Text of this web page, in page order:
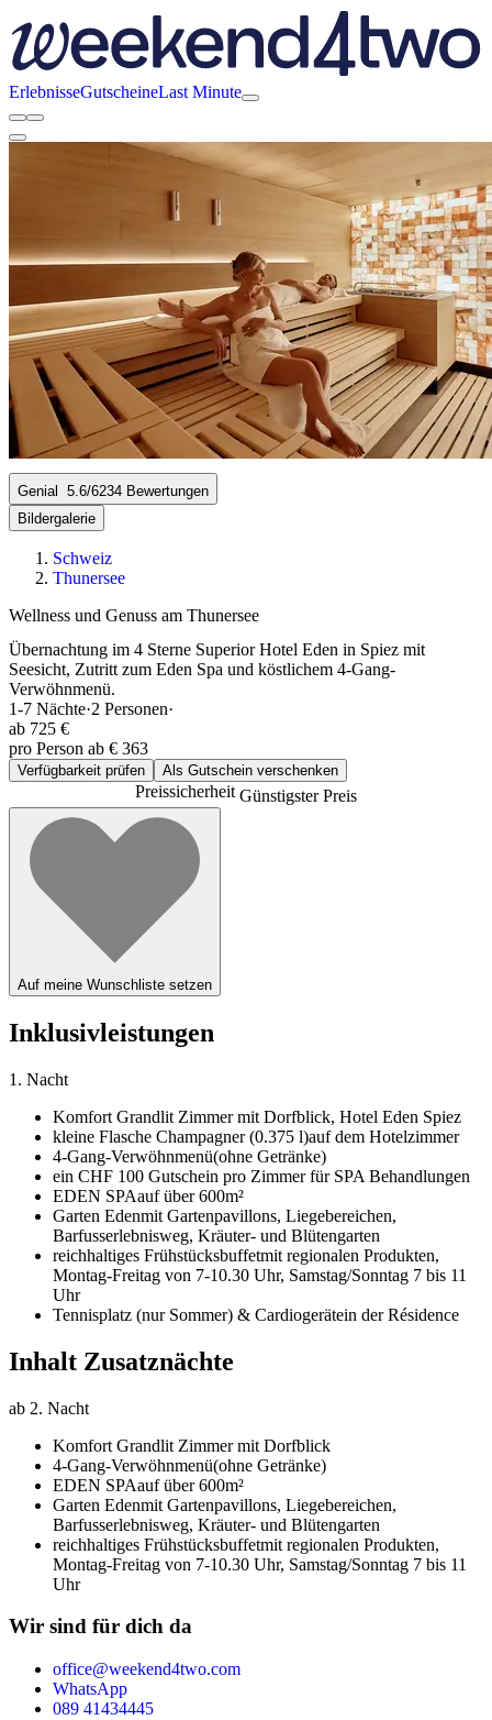
ErlebnisseGutscheineLast Minute
Genial 5.6/6234 Bewertungen
Bildergalerie
Schweiz
Thunersee
Wellness und Genuss am Thunersee
Übernachtung im 4 Sterne Superior Hotel Eden in Spiez mit
Seesicht, Zutritt zum Eden Spa und köstlichem 4-Gang-
Verwöhnmenü.
1-7 Nächte·2 Personen·
ab 725 €
pro Person ab € 363
Verfügbarkeit prüfen Als Gutschein verschenken
PreissicherheitGünstigster Preis
Auf meine Wunschliste setzen
Inklusivleistungen
1. Nacht
Komfort Grandlit Zimmer mit Dorfblick, Hotel Eden Spiez
kleine Flasche Champagner (0.375 l)auf dem Hotelzimmer
4-Gang-Verwöhnmenü(ohne Getränke)
ein CHF 100 Gutschein pro Zimmer für SPA Behandlungen
EDEN SPAauf über 600m²
Garten Edenmit Gartenpavillons, Liegebereichen,
Barfusserlebnisweg, Kräuter- und Blütengarten
reichhaltiges Frühstücksbuffetmit regionalen Produkten,
Montag-Freitag von 7-10.30 Uhr, Samstag/Sonntag 7 bis 11
Uhr
Tennisplatz (nur Sommer) & Cardiogerätein der Résidence
Inhalt Zusatznächte
ab 2. Nacht
Komfort Grandlit Zimmer mit Dorfblick
4-Gang-Verwöhnmenü(ohne Getränke)
EDEN SPAauf über 600m²
Garten Edenmit Gartenpavillons, Liegebereichen,
Barfusserlebnisweg, Kräuter- und Blütengarten
reichhaltiges Frühstücksbuffetmit regionalen Produkten,
Montag-Freitag von 7-10.30 Uhr, Samstag/Sonntag 7 bis 11
Uhr
Wir sind für dich da
office@weekend4two.com
WhatsApp
089 41434445